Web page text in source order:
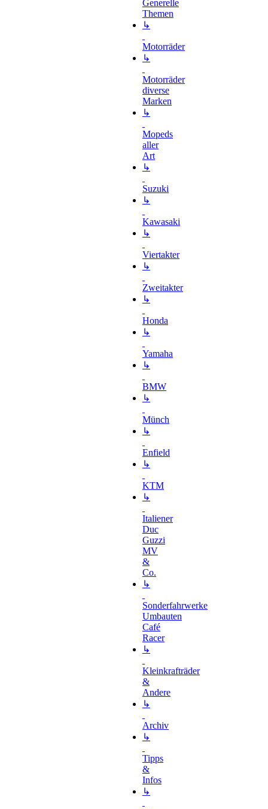
Generelle
Themen
↳
Motorräder
↳
Motorräder
diverse
Marken
↳
Mopeds
aller
Art
↳
Suzuki
↳
Kawasaki
↳
Viertakter
↳
Zweitakter
↳
Honda
↳
Yamaha
↳
BMW
↳
Münch
↳
Enfield
↳
KTM
↳
Italiener
Duc
Guzzi
MV
&
Co.
↳
Sonderfahrwerke
Umbauten
Café
Racer
↳
Kleinkrafträder
&
Andere
↳
Archiv
↳
Tipps
&
Infos
↳